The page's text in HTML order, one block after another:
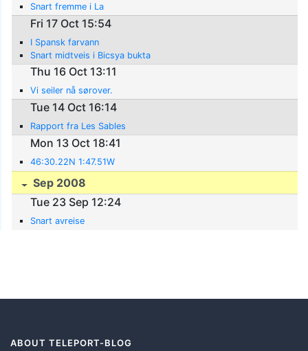
Snart fremme i La
Fri 17 Oct 15:54
I Spansk farvann
Snart midtveis i Bicsya bukta
Thu 16 Oct 13:11
Vi seiler nå sørover.
Tue 14 Oct 16:14
Rapport fra Les Sables
Mon 13 Oct 18:41
46:30.22N 1:47.51W
Sep 2008
Tue 23 Sep 12:24
Snart avreise
ABOUT TELEPORT-BLOG